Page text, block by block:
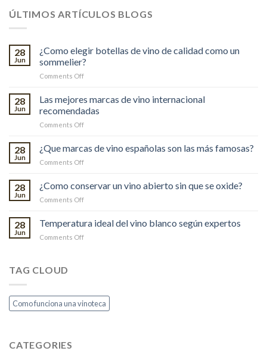
ÚLTIMOS ARTÍCULOS BLOGS
28
Jun
¿Como elegir botellas de vino de calidad como un
sommelier?
Comments Offon
de
vino
calidad
28
Jun
Las mejores marcas de vino internacional
recomendadas
Comments Offon
mejores
internacional
28
Jun
¿Que marcas de vino españolas son las más famosas?
Comments Offon
son
28
Jun
¿Como conservar un vino abierto sin que se oxide?
Comments Offon
conservar
28
Jun
Temperatura ideal del vino blanco según expertos
Comments Offon
según
expertos
TAG CLOUD
Como funciona una vinoteca
CATEGORIES